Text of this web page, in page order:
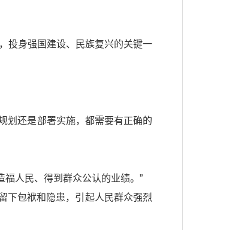
投身强国建设、民族复兴的关键一
划还是部署实施，都需要有正确的
人民、得到群众公认的业绩。”
下包袱和隐患，引起人民群众强烈